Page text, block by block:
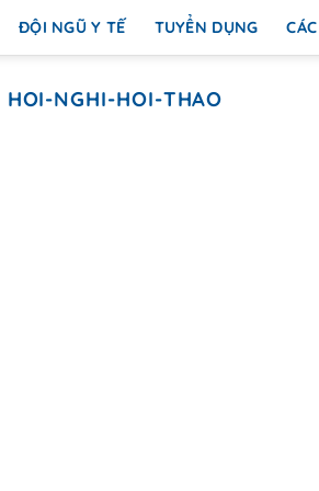
ĐỘI NGŨ Y TẾ TUYỂN DỤNG
HOI-NGHI-HOI-THAO